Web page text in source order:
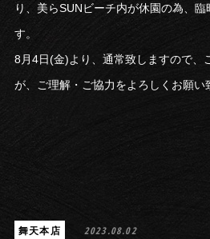
り、美らSUNビーチ内が休園の為、
す。
8月4日(金)より、通常致しますので、
が、ご理解・ご協力をよろしくお願い
舞天本店 2023.08.02